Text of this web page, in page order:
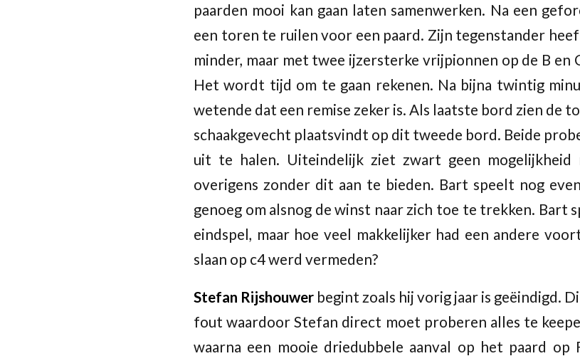
paarden mooi kan gaan laten samenwerken. Na een
een toren te ruilen voor een paard. Zijn tegenstander
minder, maar met twee ijzersterke vrijpionnen op de B en
Het wordt tijd om te gaan rekenen. Na bijna twintig
wetende dat een remise zeker is. Als laatste bord zien de
schaakgevecht plaatsvindt op dit tweede bord. Beide
uit te halen. Uiteindelijk ziet zwart geen mogelijkheid
overigens zonder dit aan te bieden. Bart speelt nog
genoeg om alsnog de winst naar zich toe te trekken. Bart
eindspel, maar hoe veel makkelijker had een andere
slaan op c4 werd vermeden?
Stefan Rijshouwerbegint zoals hij vorig jaar is geëindigd.
fout waardoor Stefan direct moet proberen alles te
waarna een mooie driedubbele aanval op het paard